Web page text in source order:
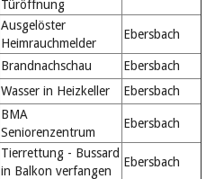
Türöffnung
Ausgelöster
Heimrauchmelder
Ebersbach
Brandnachschau
Ebersbach
Wasser in Heizkeller Ebersbach
BMA
Seniorenzentrum
Ebersbach
Tierrettung - Bussard
in Balkon verfangen
Ebersbach